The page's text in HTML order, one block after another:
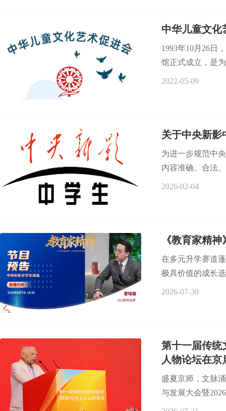
中华儿童文化
1993年10月26日
馆正式成立，是
2022-05-09
关于中央新影
为进一步规范中
内容准确、合法
2026-02-04
《教育家精
在多元升学赛道
极具价值的成长
2026-07-30
第十一届传统
人物论坛在京
盛夏京师，文脉
与发展大会暨